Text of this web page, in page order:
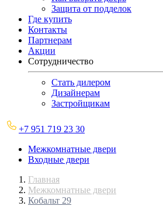
Защита от подделок
Где купить
Контакты
Партнерам
Акции
Сотрудничество
Стать дилером
Дизайнерам
Застройщикам
+7 951 719 23 30
Межкомнатные двери
Входные двери
Главная
Межкомнатные двери
Кобальт 29